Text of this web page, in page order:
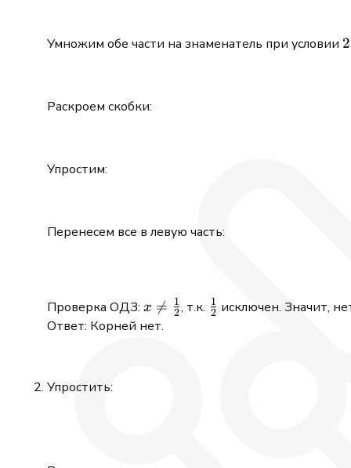
+2)
Умножим обе части на знаменатель при условии 2
Раскроем скобки:
Упростим:
Перенесем все в левую часть:
Проверка ОДЗ: x \neq
\frac{1}
x 
= 2
1 , т.к. \frac{1}
2
1 исключен. Значит,
Ответ: Корней нет.
Упростить: